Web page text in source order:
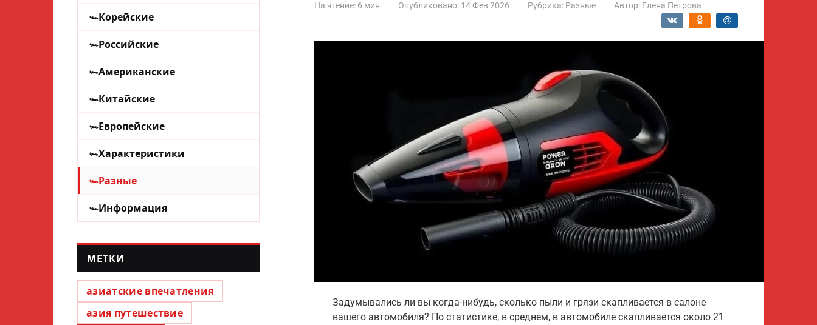
На чтение: 6 мин Опубликовано: 14 Фев 2026 Рубрика: Разные Автор: Елена Петрова
Задумывались ли вы когда-нибудь, сколько пыли и грязи скапливается в салоне
вашего автомобиля? По статистике, в среднем, в автомобиле скапливается около 21
Корейские
Российские
Американские
Китайские
Европейские
Характеристики
Разные
Информация
МЕТКИ
азиатские впечатления
азия путешествие